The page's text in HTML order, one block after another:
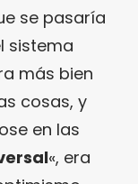
se pasaría
sistema
más bien
cosas, y
en las
«, era